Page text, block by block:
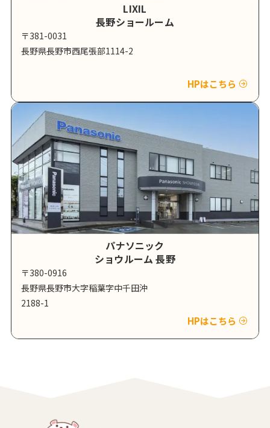
LIXIL
長野ショールーム
〒381-0031
長野県長野市西尾張部1114-2
HPはこちら
パナソニック
ショウルーム 長野
〒380-0916
長野県長野市大字稲葉字中千田沖
2188-1
HPはこちら